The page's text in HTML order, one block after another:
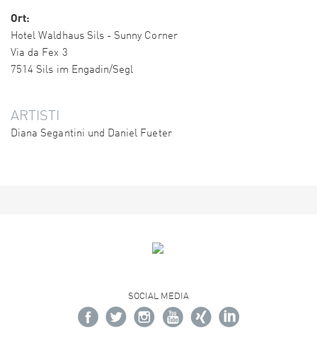
Ort:
Hotel Waldhaus Sils - Sunny Corner
Via da Fex 3
7514 Sils im Engadin/Segl
ARTISTI
Diana Segantini und Daniel Fueter
SOCIAL MEDIA